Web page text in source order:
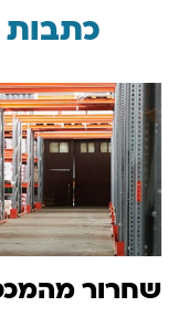
כתבות
שחרור